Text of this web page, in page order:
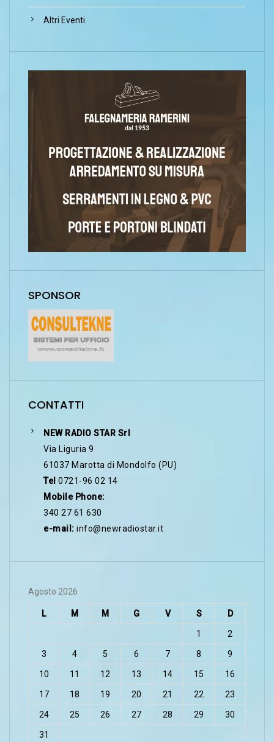
Altri Eventi
SPONSOR
CONTATTI
NEW RADIO STAR Srl
Via Liguria 9
61037 Marotta di Mondolfo (PU)
Tel 0721-96 02 14
Mobile Phone:
340 27 61 630
e-mail: info@newradiostar.it
Agosto 2026
L M M G V S D
1 2
3 4 5 6 7 8 9
10 11 12 13 14 15 16
17 18 19 20 21 22 23
24 25 26 27 28 29 30
31